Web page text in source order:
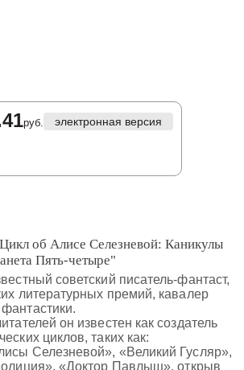
руб. электронная версия
об Алисе Селезневой: Каникулы
Пять-четыре"
советский писатель-фантаст,
литературных премий, кавалер
он известен как создатель
циклов, таких как:
Селезневой», «Великий Гусляр»,
«Доктор Павлыш», открыв